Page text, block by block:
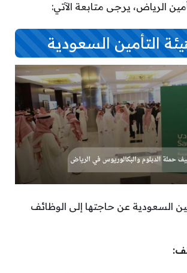
الرياض، يرجى متابعة الآتي:
التأمين السعودية
السعودية عن حاجتها إلى الوظائف